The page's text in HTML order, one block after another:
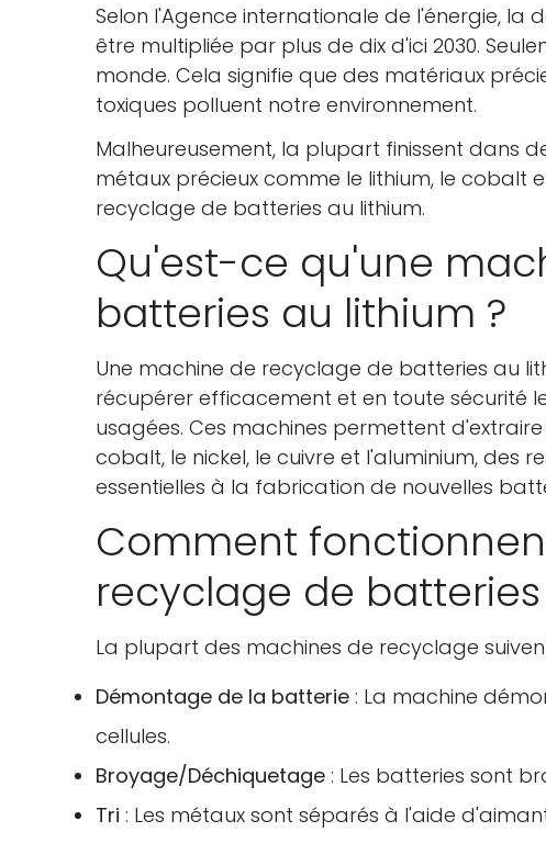
Selon l'Agence internationale de l'énergie,
être multipliée par plus de dix d'ici 2030.
monde. Cela signifie que des matériaux
toxiques polluent notre environnement.
Malheureusement, la plupart finissent dans
métaux précieux comme le lithium, le cobalt
recyclage de batteries au lithium.
Qu'est-ce qu'une
batteries au lithium ?
Une machine de recyclage de batteries au
récupérer efficacement et en toute sécurité
usagées. Ces machines permettent
cobalt, le nickel, le cuivre et l'aluminium, des
essentielles à la fabrication de nouvelles
Comment
recyclage de
La plupart des machines de recyclage
Démontage de la batterie : La machine
cellules.
Broyage/Déchiquetage : Les batteries sont
Tri : Les métaux sont séparés à l'aide